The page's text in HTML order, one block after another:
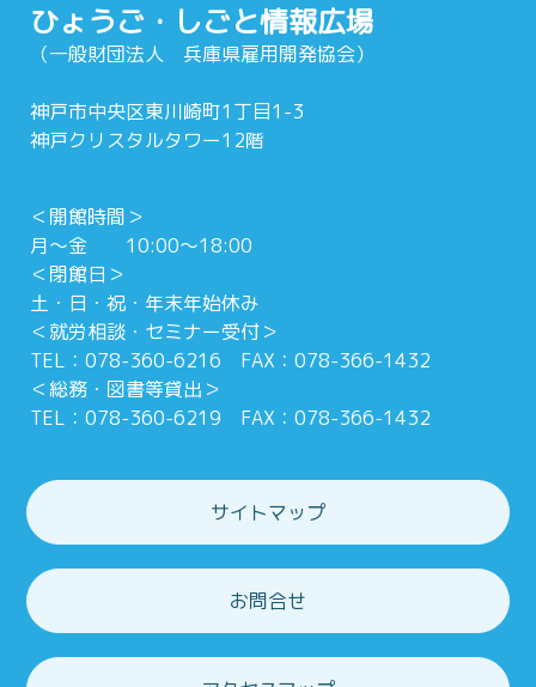
ひょうご・しごと情報広場
（一般財団法人 兵庫県雇用開発協会）
神戸市中央区東川崎町1丁目1-3
神戸クリスタルタワー12階
＜開館時間＞
月～金 10:00～18:00
＜閉館日＞
土・日・祝・年末年始休み
＜就労相談・セミナー受付＞
TEL：078-360-6216 FAX：078-366-1432
＜総務・図書等貸出＞
TEL：078-360-6219 FAX：078-366-1432
サイトマップ
お問合せ